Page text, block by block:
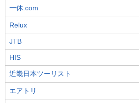
一休.com
Relux
JTB
HIS
近畿日本ツーリスト
エアトリ